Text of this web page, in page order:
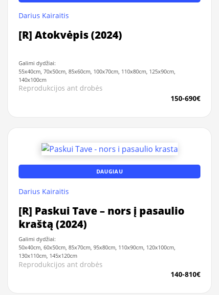
Darius Kairaitis
[R] Atokvėpis (2024)
Galimi dydžiai:
55x40cm, 70x50cm, 85x60cm, 100x70cm, 110x80cm, 125x90cm,
140x100cm
Reprodukcijos ant drobės
150-690€
DAUGIAU
Darius Kairaitis
[R] Paskui Tave – nors į pasaulio
kraštą (2024)
Galimi dydžiai:
50x40cm, 60x50cm, 85x70cm, 95x80cm, 110x90cm, 120x100cm,
130x110cm, 145x120cm
Reprodukcijos ant drobės
140-810€